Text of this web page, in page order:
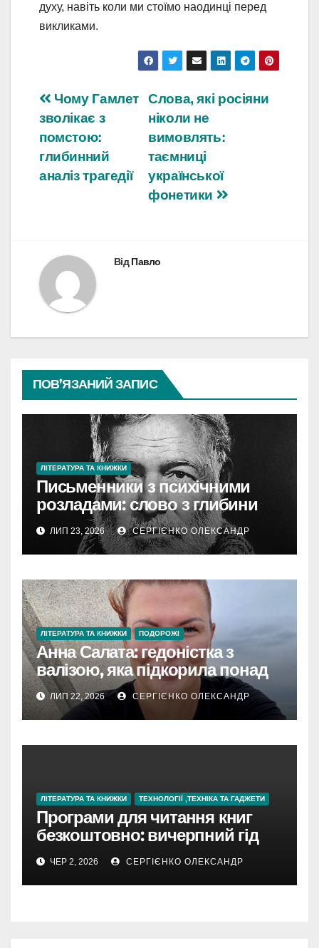
духу, навіть коли ми стоїмо наодинці перед
викликами.
Навігація
записів
Слова, які росіяни
ніколи не
вимовлять:
таємниці
української
фонетики
Чому Гамлет
зволікає з
помстою:
глибинний
аналіз трагедії
ВідПавло
ПОВ’ЯЗАНИЙ ЗАПИС
ЛІТЕРАТУРА ТА КНИЖКИ
Письменники з психічними
розладами: слово з глибини
болю
ЛИП 23, 2026 СЕРГІЄНКО ОЛЕКСАНДР
ЛІТЕРАТУРА ТА КНИЖКИ ПОДОРОЖІ
Анна Салата: гедоністка з
валізою, яка підкорила понад
60 країн
ЛИП 22, 2026 СЕРГІЄНКО ОЛЕКСАНДР
ЛІТЕРАТУРА ТА КНИЖКИ ТЕХНОЛОГІЇ ,ТЕХНІКА ТА ГАДЖЕТИ
Програми для читання книг
безкоштовно: вичерпний гід
для початківців і просунутих
читачів
ЧЕР 2, 2026 СЕРГІЄНКО ОЛЕКСАНДР